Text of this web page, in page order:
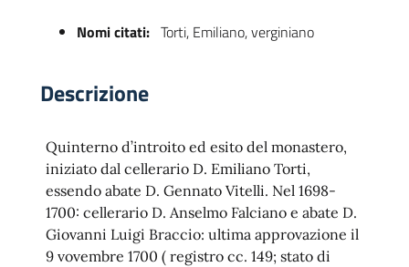
Nomi citati: Torti, Emiliano, verginiano
Descrizione
Quinterno d’introito ed esito del monastero,
iniziato dal cellerario D. Emiliano Torti,
essendo abate D. Gennato Vitelli. Nel 1698-
1700: cellerario D. Anselmo Falciano e abate D.
Giovanni Luigi Braccio: ultima approvazione il
9 vovembre 1700 ( registro cc. 149; stato di